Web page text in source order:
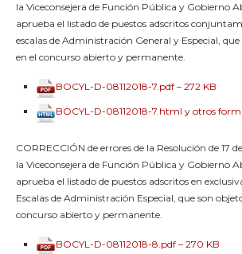
la Viceconsejera de Función Pública y Gobierno
aprueba el listado de puestos adscritos
escalas de Administración General y Especial,
en el concurso abierto y permanente.
BOCYL-D-08112018-7.pdf – 272 KB
BOCYL-D-08112018-7.html y otros
CORRECCIÓN de errores de la Resolución de 17
la Viceconsejera de Función Pública y Gobierno
aprueba el listado de puestos adscritos en
Escalas de Administración Especial, que son
concurso abierto y permanente.
BOCYL-D-08112018-8.pdf – 270 KB